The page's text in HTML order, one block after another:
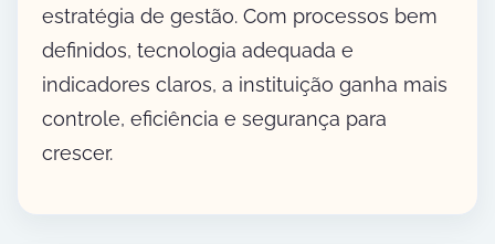
estratégia de gestão. Com processos bem
definidos, tecnologia adequada e
indicadores claros, a instituição ganha mais
controle, eficiência e segurança para
crescer.